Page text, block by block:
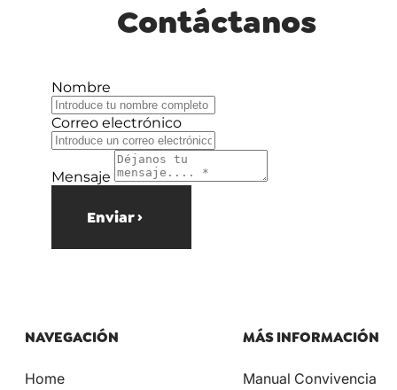
Contáctanos
Nombre
Correo electrónico
Mensaje
Enviar ›
NAVEGACIÓN
Home
MÁS INFORMACIÓN
Manual Convivencia